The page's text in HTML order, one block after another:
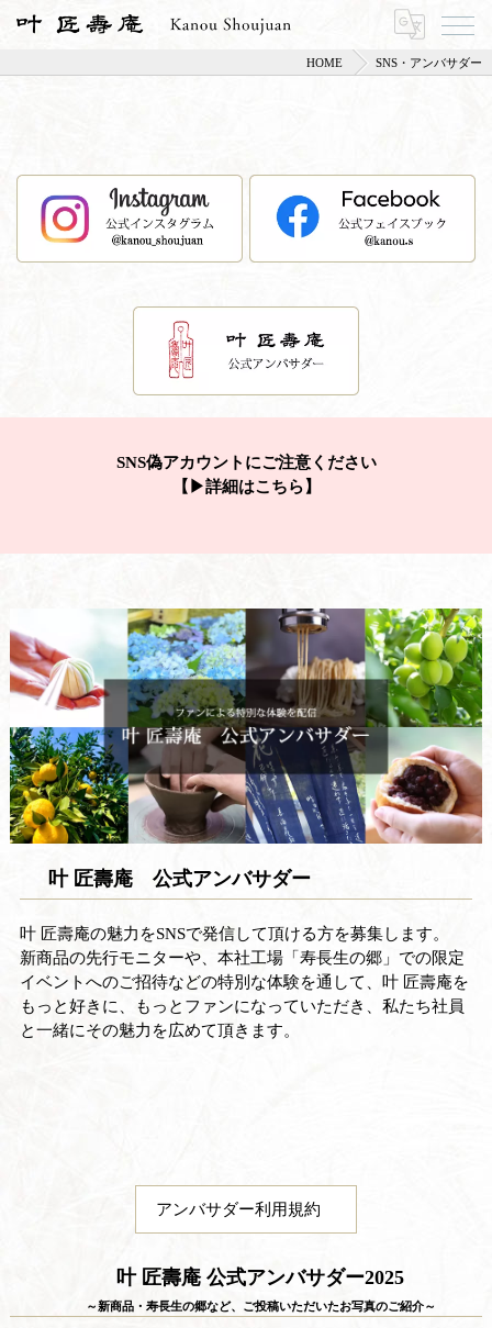
HOME SNS・アンバサダー
SNS偽アカウントにご注意ください
【▶詳細はこちら】
叶 匠壽庵 公式アンバサダー
叶 匠壽庵の魅力をSNSで発信して頂ける方を募集します。
新商品の先行モニターや、本社工場「寿長生の郷」での限定
イベントへのご招待などの特別な体験を通して、叶 匠壽庵を
もっと好きに、もっとファンになっていただき、私たち社員
と一緒にその魅力を広めて頂きます。
アンバサダー利用規約
叶 匠壽庵 公式アンバサダー2025
～新商品・寿長生の郷など、ご投稿いただいたお写真のご紹介～